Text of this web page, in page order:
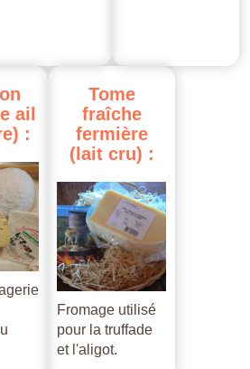
ail
:
Tome
fraîche
fermière
(lait cru) :
Fromage utilisé
pour la truffade
et l'aligot.